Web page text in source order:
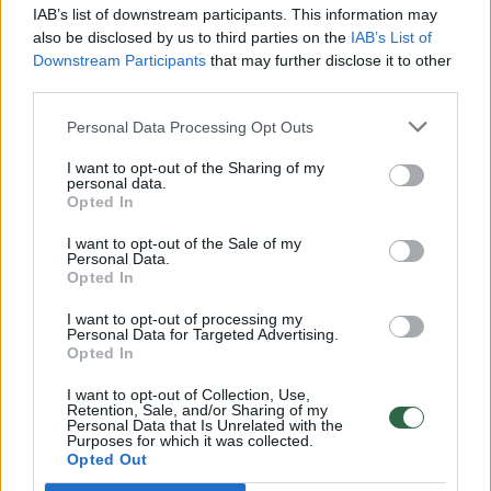
IAB’s list of downstream participants. This information may
also be disclosed by us to third parties on the IAB’s List of
Downstream Participants that may further disclose it to other
Personal Data Processing Opt Outs
I want to opt-out of the Sharing of my
personal data.
Opted In
I want to opt-out of the Sale of my
Personal Data.
Opted In
I want to opt-out of processing my
Personal Data for Targeted Advertising.
Opted In
I want to opt-out of Collection, Use,
Retention, Sale, and/or Sharing of my
Personal Data that Is Unrelated with the
Purposes for which it was collected.
Opted Out
00:00:30
Vaizdai iš tragiškos avarijos Vilniaus r.: dviejų moterų ir
vaiko gyvybių išgelbėti nepavyko
32 laipsnių šilumos
Žinios
V. Zalužno pasisakymą laiko bandymu įsitvirtinti
Ukrainos politikoje: jis yra neteisus
Laidos | Nauja diena
00:00:57
Sinoptikai atsakė, kokiais orais užbaigsime darbo
savaitę: karščiai atsitrauks